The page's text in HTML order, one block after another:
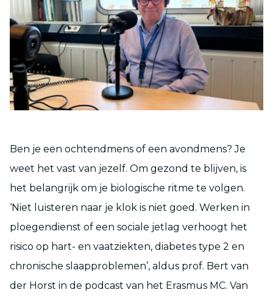
Ben je een ochtendmens of een avondmens? Je
weet het vast van jezelf. Om gezond te blijven, is
het belangrijk om je biologische ritme te volgen.
‘Niet luisteren naar je klok is niet goed. Werken in
ploegendienst of een sociale jetlag verhoogt het
risico op hart- en vaatziekten, diabetes type 2 en
chronische slaapproblemen’, aldus prof. Bert van
der Horst in de podcast van het Erasmus MC. Van